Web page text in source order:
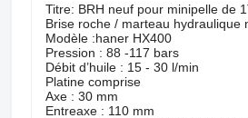
Titre: BRH neuf pour minipelle de
Brise roche / marteau
Modèle :haner HX400
Pression : 88 -117 bars
Débit d’huile : 15 - 30 l/min
Platine comprise
Axe : 30 mm
Entreaxe : 110 mm